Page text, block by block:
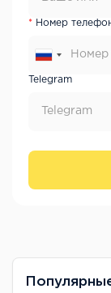
Номер
Telegram